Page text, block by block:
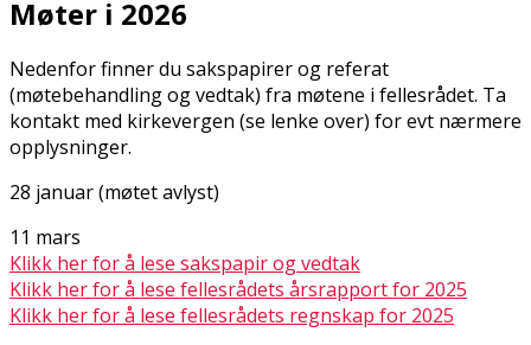
Møter i 2026
Nedenfor finner du sakspapirer og referat
(møtebehandling og vedtak) fra møtene i fellesrådet. Ta
kontakt med kirkevergen (se lenke over) for evt nærmere
opplysninger.
28 januar (møtet avlyst)
11 mars
Klikk her for å lese sakspapir og vedtak
Klikk her for å lese fellesrådets årsrapport for 2025
Klikk her for å lese fellesrådets regnskap for 2025